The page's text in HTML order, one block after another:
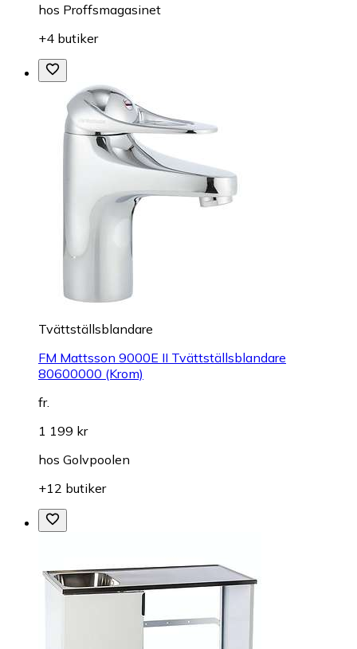
hos Proffsmagasinet
+4 butiker
Tvättställsblandare
FM Mattsson 9000E II Tvättställsblandare
80600000 (Krom)
fr.
1 199 kr
hos Golvpoolen
+12 butiker